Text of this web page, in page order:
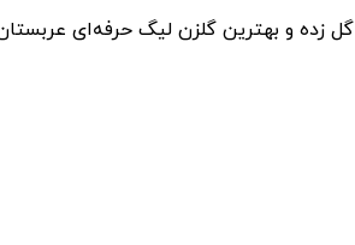
میتروویچ که در این فصل 22 گل زده و بهترین گلزن